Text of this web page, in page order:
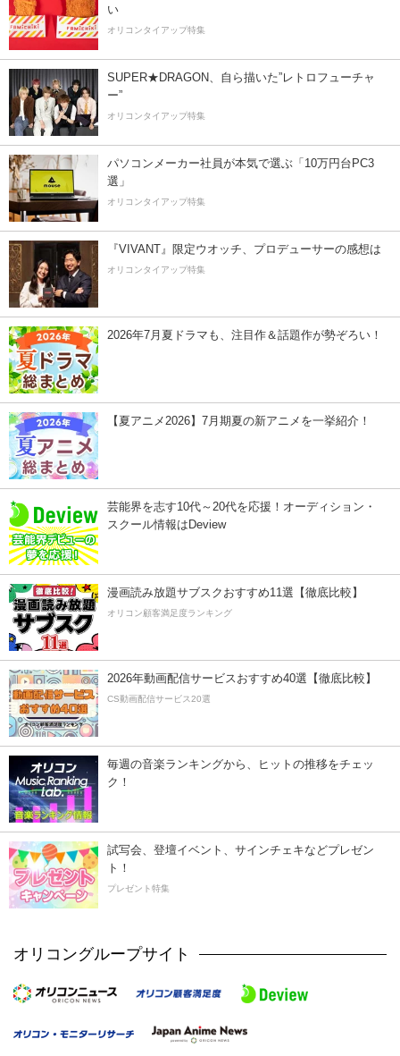
い
オリコンタイアップ特集
SUPER★DRAGON、自ら描いた”レトロフューチャ
ー”
オリコンタイアップ特集
パソコンメーカー社員が本気で選ぶ「10万円台PC3
選」
オリコンタイアップ特集
『VIVANT』限定ウオッチ、プロデューサーの感想は
オリコンタイアップ特集
2026年7月夏ドラマも、注目作＆話題作が勢ぞろい！
【夏アニメ2026】7月期夏の新アニメを一挙紹介！
芸能界を志す10代～20代を応援！オーディション・
スクール情報はDeview
漫画読み放題サブスクおすすめ11選【徹底比較】
オリコン顧客満足度ランキング
2026年動画配信サービスおすすめ40選【徹底比較】
CS動画配信サービス20選
毎週の音楽ランキングから、ヒットの推移をチェッ
ク！
試写会、登壇イベント、サインチェキなどプレゼン
ト！
プレゼント特集
オリコングループサイト